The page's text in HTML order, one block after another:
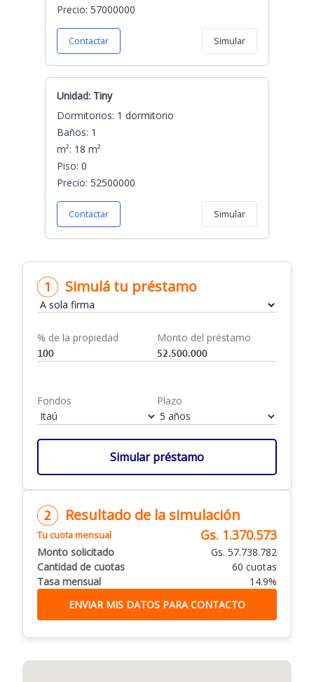
Precio: 57000000
Contactar Simular
Unidad: Tiny
Dormitorios: 1 dormitorio
Baños: 1
m²: 18 m²
Piso: 0
Precio: 52500000
Contactar Simular
Simulá tu préstamo
% de la propiedad Monto del préstamo
Fondos Plazo
Simular préstamo
Resultado de la simulación
Tu cuota mensual Gs. 1.370.573
Monto solicitado
Gs. 57.738.782
Cantidad de cuotas
60 cuotas
Tasa mensual
14.9%
ENVIAR MIS DATOS PARA CONTACTO